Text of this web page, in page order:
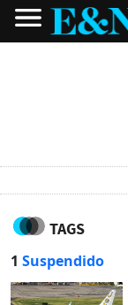
TAGS
1 Suspendido